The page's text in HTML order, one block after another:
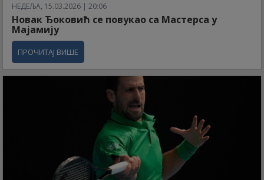
НЕДЕЉА, 15.03.2026 | 20:06
Новак Ђоковић се повукао са Мастерса у
Мајамију
ПРОЧИТАЈ ВИШЕ